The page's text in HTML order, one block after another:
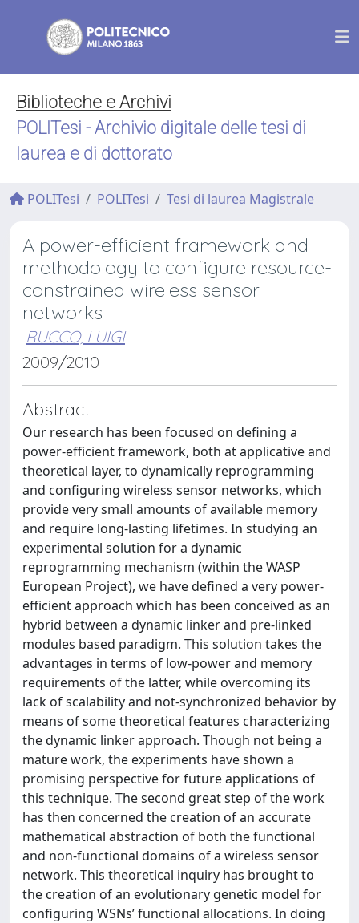
Biblioteche e Archivi
POLITesi - Archivio digitale delle tesi di
laurea e di dottorato
POLITesi POLITesi Tesi di laurea Magistrale
A power-efficient framework and
methodology to configure resource-
constrained wireless sensor
networks
RUCCO, LUIGI
2009/2010
Abstract
Our research has been focused on defining a
power-efficient framework, both at applicative and
theoretical layer, to dynamically reprogramming
and configuring wireless sensor networks, which
provide very small amounts of available memory
and require long-lasting lifetimes. In studying an
experimental solution for a dynamic
reprogramming mechanism (within the WASP
European Project), we have defined a very power-
efficient approach which has been conceived as an
hybrid between a dynamic linker and pre-linked
modules based paradigm. This solution takes the
advantages in terms of low-power and memory
requirements of the latter, while overcoming its
lack of scalability and not-synchronized behavior by
means of some theoretical features characterizing
the dynamic linker approach. Though not being a
mature work, the experiments have shown a
promising perspective for future applications of
this technique. The second great step of the work
has then concerned the creation of an accurate
mathematical abstraction of both the functional
and non-functional domains of a wireless sensor
network. This theoretical inquiry has brought to
the creation of an evolutionary genetic model for
configuring WSNs’ functional allocations. In doing